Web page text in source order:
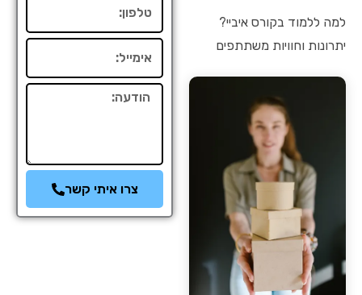
למה ללמוד בקורס איביי?
יתרונות וחוויות משתתפים
הודעה
צרו איתי קשר